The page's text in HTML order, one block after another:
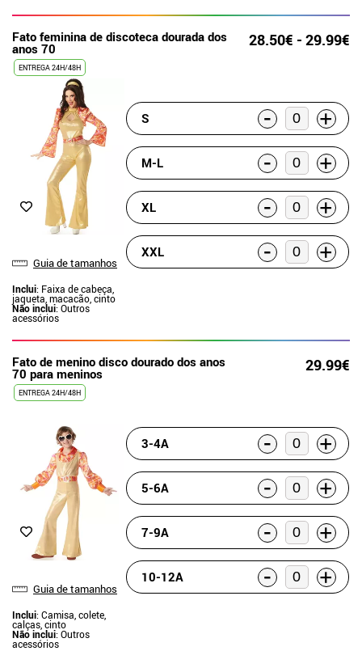
Fato feminina de discoteca dourada dos
anos 70 28.50€ - 29.99€
ENTREGA 24H/48H
Guia de tamanhos
Inclui: Faixa de cabeça,
jaqueta, macacão, cinto
Não inclui: Outros
acessórios
S - +
M-L - +
XL - +
XXL - +
Fato de menino disco dourado dos anos
70 para meninos 29.99€
ENTREGA 24H/48H
Guia de tamanhos
Inclui: Camisa, colete,
calças, cinto
Não inclui: Outros
acessórios
3-4A - +
5-6A - +
7-9A - +
10-12A - +